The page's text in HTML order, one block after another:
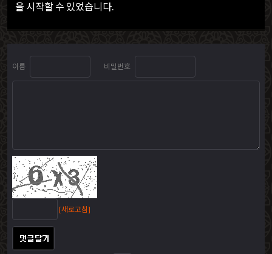
을 시작할 수 있었습니다.
이름 비밀번호
[새로고침]